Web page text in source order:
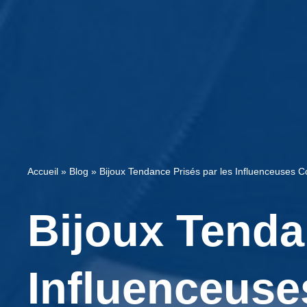
Accueil » Blog » Bijoux Tendance Prisés par les Influenceuses
Bijoux